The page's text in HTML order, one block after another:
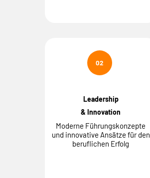
02
Leadership
& Innovation
Moderne Führungskonzepte
und innovative Ansätze für den
beruflichen Erfolg